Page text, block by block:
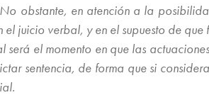
obstante, en atención a la
juicio verbal, y en el supuesto de
el momento en que las
sentencia, de forma que si